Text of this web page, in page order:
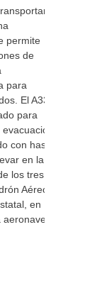
permite
de
para
El A330
para
con hasta
en la
los tres
Aéreo
en